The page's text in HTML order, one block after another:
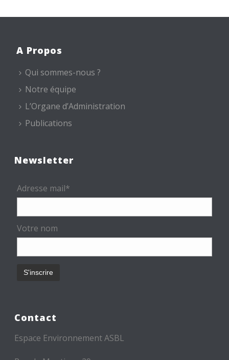
A Propos
Qui sommes-nous ?
Notre équipe
L’Organe d’Administration
Publications
Newsletter
Adresse mail*
Votre nom
Contact
Espace Environnement ASBL